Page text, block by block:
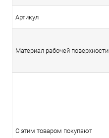
Артикул
Материал рабочей поверхности
С этим товаром покупают